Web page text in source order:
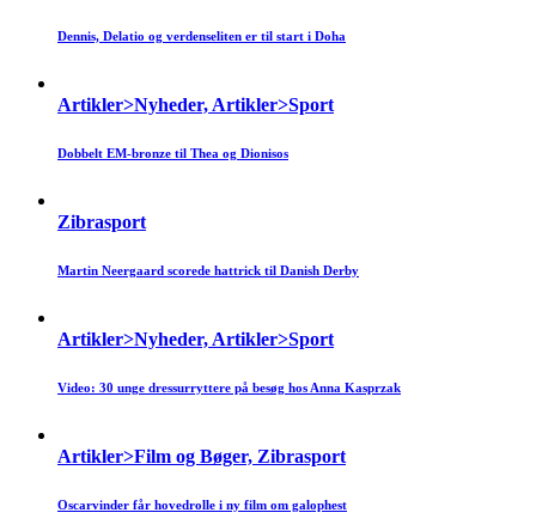
Dennis, Delatio og verdenseliten er til start i Doha
Artikler>Nyheder, Artikler>Sport
Dobbelt EM-bronze til Thea og Dionisos
Zibrasport
Martin Neergaard scorede hattrick til Danish Derby
Artikler>Nyheder, Artikler>Sport
Video: 30 unge dressurryttere på besøg hos Anna Kasprzak
Artikler>Film og Bøger, Zibrasport
Oscarvinder får hovedrolle i ny film om galophest